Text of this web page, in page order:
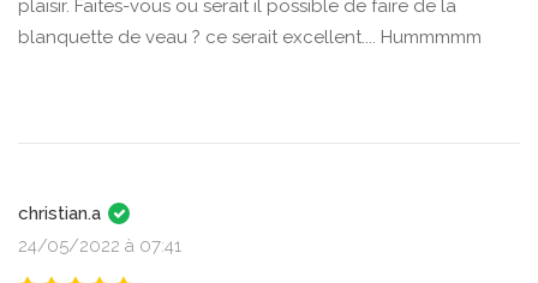
plaisir. Faites-vous ou serait il possible de faire de la
blanquette de veau ? ce serait excellent.... Hummmmm
christian.a
24/05/2022 à 07:41